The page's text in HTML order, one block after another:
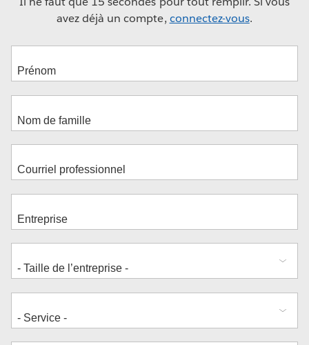
avez déjà un compte, connectez-vous.